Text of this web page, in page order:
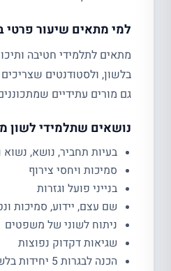
למי מתאים שיעור פרטי
מתאים לתלמידי חטיבה
בלשון, ולסטודנטים
גם מורים עתידיים
נושאים שתלמידי לשון
בעיות תחביר, נושא,
סמיכות ויחסי צירוף
בנייני פועל וגזרות
שם עצם, יידוע, סמיכות
ניתוח לשוני של משפטים
שגיאות דקדוק נפוצות
הכנה לבגרות 5 יחידות בלשון